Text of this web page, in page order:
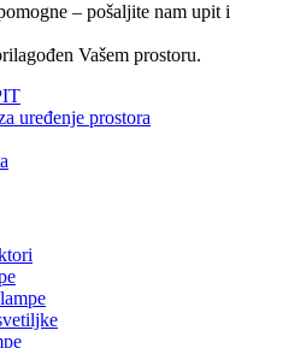
– pošaljite nam upit i
Vašem prostoru.
uređenje prostora